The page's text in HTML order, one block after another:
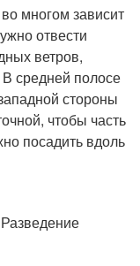
многом зависит
отвести
ветров,
средней полосе
стороны
чтобы часть
посадить вдоль